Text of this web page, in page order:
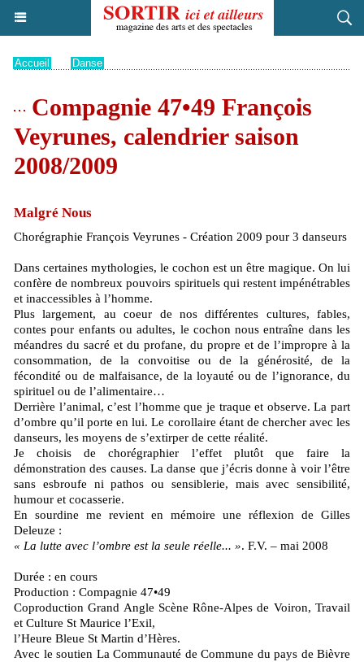
Accueil Danse
Compagnie 47•49 François
Veyrunes, calendrier saison
2008/2009
Malgré Nous
Chorégraphie François Veyrunes - Création 2009 pour 3 danseurs
Dans certaines mythologies, le cochon est un être magique. On lui
confère de nombreux pouvoirs spirituels qui restent impénétrables
et inaccessibles à l’homme.
Plus largement, au coeur de nos différentes cultures, fables,
contes pour enfants ou adultes, le cochon nous entraîne dans les
méandres du sacré et du profane, du propre et de l’impropre à la
consommation, de la convoitise ou de la générosité, de la
fécondité ou de malfaisance, de la loyauté ou de l’ignorance, du
spirituel ou de l’alimentaire…
Derrière l’animal, c’est l’homme que je traque et observe. La part
d’ombre qu’il porte en lui. Le corollaire étant de chercher avec les
danseurs, les moyens de s’extirper de cette réalité.
Je choisis de chorégraphier l’effet plutôt que faire la
démonstration des causes. La danse que j’écris donne à voir l’être
sans esbroufe ni pathos ou sensiblerie, mais avec sensibilité,
humour et cocasserie.
En sourdine me revient en mémoire une réflexion de Gilles
Deleuze :
« La lutte avec l’ombre est la seule réelle... ». F.V. – mai 2008
Durée : en cours
Production : Compagnie 47•49
Coproduction Grand Angle Scène Rône-Alpes de Voiron, Travail
et Culture St Maurice l’Exil,
l’Heure Bleue St Martin d’Hères.
Avec le soutien La Communauté de Commune du pays de Bièvre